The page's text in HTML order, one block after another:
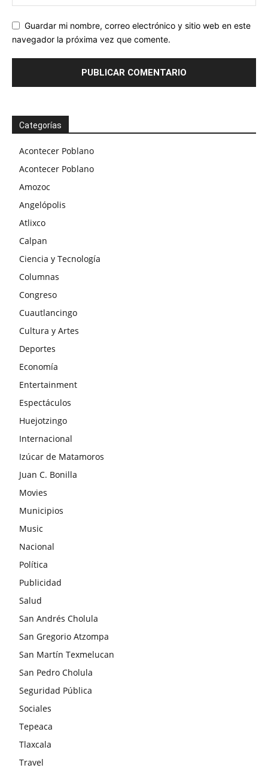
Guardar mi nombre, correo electrónico y sitio web en este
navegador la próxima vez que comente.
Categorías
Acontecer Poblano
Acontecer Poblano
Amozoc
Angelópolis
Atlixco
Calpan
Ciencia y Tecnología
Columnas
Congreso
Cuautlancingo
Cultura y Artes
Deportes
Economía
Entertainment
Espectáculos
Huejotzingo
Internacional
Izúcar de Matamoros
Juan C. Bonilla
Movies
Municipios
Music
Nacional
Política
Publicidad
Salud
San Andrés Cholula
San Gregorio Atzompa
San Martín Texmelucan
San Pedro Cholula
Seguridad Pública
Sociales
Tepeaca
Tlaxcala
Travel